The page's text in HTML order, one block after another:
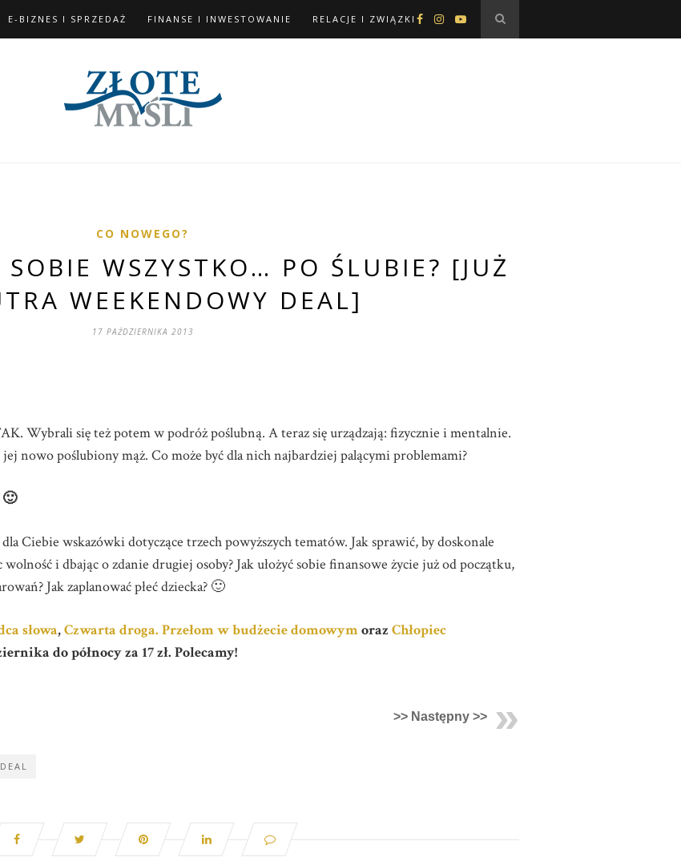
E-BIZNES I SPRZEDAŻ FINANSE I INWESTOWANIE RELACJE I ZWIĄZKI
CO NOWEGO?
SOBIE WSZYSTKO… PO ŚLUBIE? [JUŻ
WEEKENDOWY DEAL]
17 PAŹDZIERNIKA 2013
Wybrali się też potem w podróż poślubną. A teraz się urządzają: fizycznie i mentalnie.
nowo poślubiony mąż. Co może być dla nich najbardziej palącymi problemami?
Ciebie wskazówki dotyczące trzech powyższych tematów. Jak sprawić, by doskonale
i dbając o zdanie drugiej osoby? Jak ułożyć sobie finansowe życie już od początku,
Jak zaplanować płeć dziecka? 🙂
słowa,Czwarta droga. Przełom w budżecie domowymoraz Chłopiec
do północy za 17 zł. Polecamy!
>> Następny >>